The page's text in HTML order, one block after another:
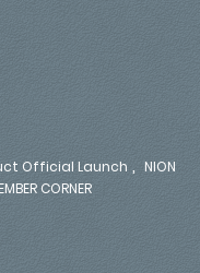
Official Launch , NION
CORNER